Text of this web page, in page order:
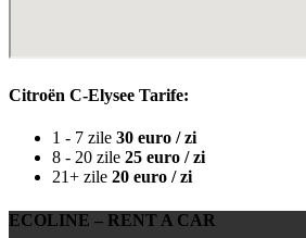
Citroën C-Elysee Tarife:
1 - 7 zile 30 euro / zi
8 - 20 zile 25 euro / zi
21+ zile 20 euro / zi
ECOLINE – RENT A CAR